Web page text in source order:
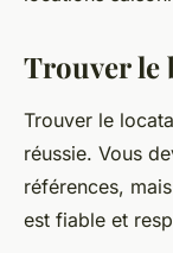
Trouver le
Trouver le
réussie. Vous
références,
est fiable et